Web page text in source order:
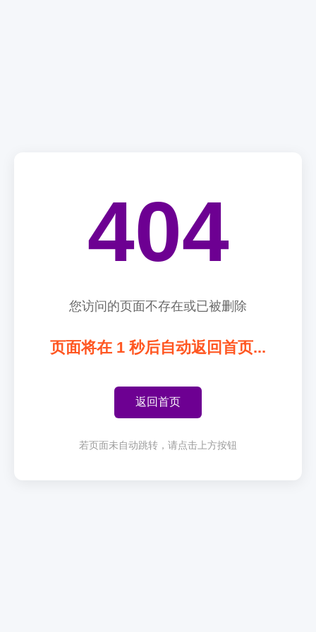
404
您访问的页面不存在或已被删除
页面将在 1 秒后自动返回首页...
返回首页
若页面未自动跳转，请点击上方按钮